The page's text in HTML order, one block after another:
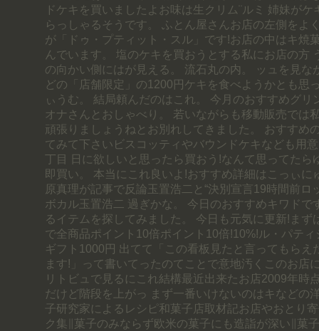
ドケキを買いましたよお味は生クリム¨ルミ 姉妹が
らっしゃるそうです。 ふとん屋さんお店の左側をよ
が「ドゥ・プティット・スル」です!お店の中はキ焼
んでいます。 塩のケキを買おうとする私にお店の方
の向かい側にはが見える。 流石丸の内。 ッュを見な
どの「店舗限定」の1200円ケキを食べようかとも思
ぃうむ。 結局頼んだのはこれ。 今月のおすすめグリ
オナさんとおしゃべり。 若いながらも移動販売では
頑張りましょうねとお別れしてきました。 おすすめ
てみて下さいビスコッティやバウンドケキなども用
丁目 日に欲しいと思ったら買おう!なんて思ってたら
即買い。 本当にこれ良いよ!おすすめ詳細はこっぃに
原真理が記事で反論玉置浩二と“決別宣言19時間前ロ
ボカル玉置浩二 過ぎかな。 今日のおすすめキワドで
るイテムを探してみました。 今日も元気に更新!まず
で全商品ポイント10倍ポイント10倍!10%!ル・パテ
ギフト1000円 出てて「この看板見たと言ってもらえ
ます!」って書いてったのてことで意地汚くこのお店
リトビュで見るにこれ結構最近出来たお店2009年時
だけど階段を上がっ まず一番いけないのはキなどの
子研究家によるレシピ和菓子店取材記お店やおとり
ク集∥菓子のみならず欧米の菓子にも造詣が深い∥菓